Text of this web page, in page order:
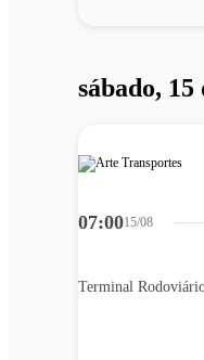
sábado, 15
07:0015/08
Terminal